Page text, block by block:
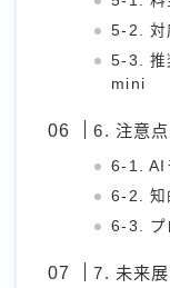
5-2. 対
5-3. 推
mini
6. 注意
6-1. AI
6-2. 知
6-3. プ
7. 未来